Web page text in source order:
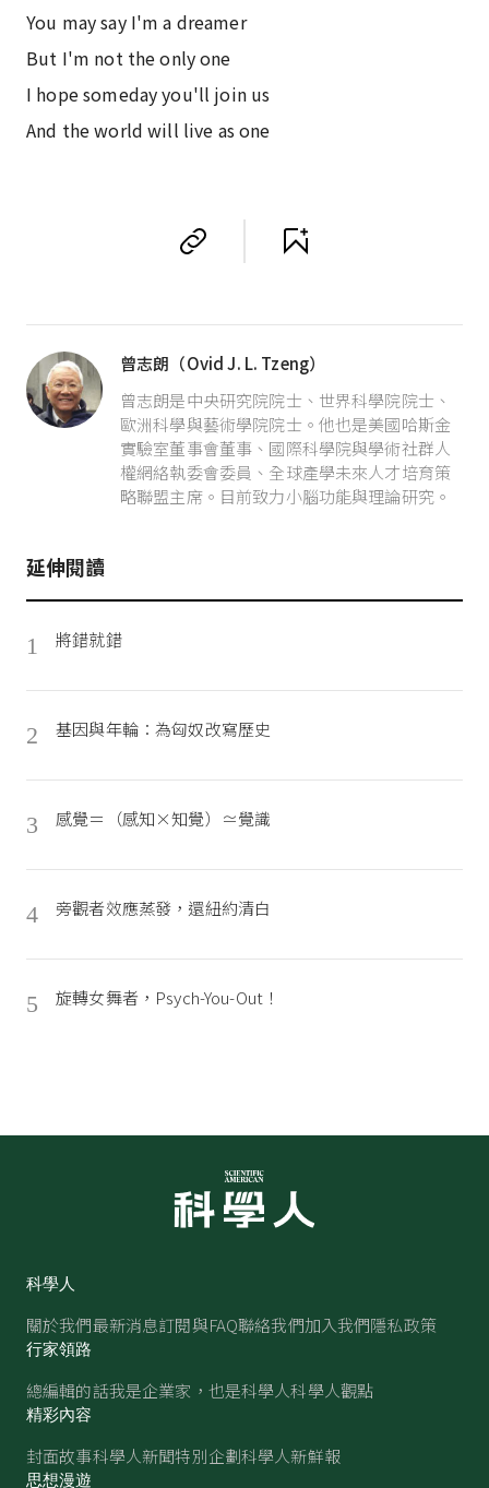
You may say I'm a dreamer
But I'm not the only one
I hope someday you'll join us
And the world will live as one
曾志朗（Ovid J. L. Tzeng）
曾志朗是中央研究院院士、世界科學院院士、
歐洲科學與藝術學院院士。他也是美國哈斯金
實驗室董事會董事、國際科學院與學術社群人
權網絡執委會委員、全球產學未來人才培育策
略聯盟主席。目前致力小腦功能與理論研究。
延伸閱讀
1 將錯就錯
2 基因與年輪：為匈奴改寫歷史
3 感覺＝（感知×知覺）≃覺識
4 旁觀者效應蒸發，還紐約清白
5 旋轉女舞者，Psych-You-Out！
科學人
關於我們最新消息訂閱與FAQ聯絡我們加入我們隱私政策
行家領路
總編輯的話我是企業家，也是科學人科學人觀點
精彩內容
封面故事科學人新聞特別企劃科學人新鮮報
思想漫遊